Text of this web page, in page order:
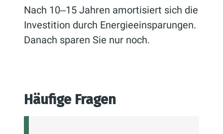
Nach 10‒15 Jahren amortisiert sich die
Investition durch Energieeinsparungen.
Danach sparen Sie nur noch.
Häufige Fragen